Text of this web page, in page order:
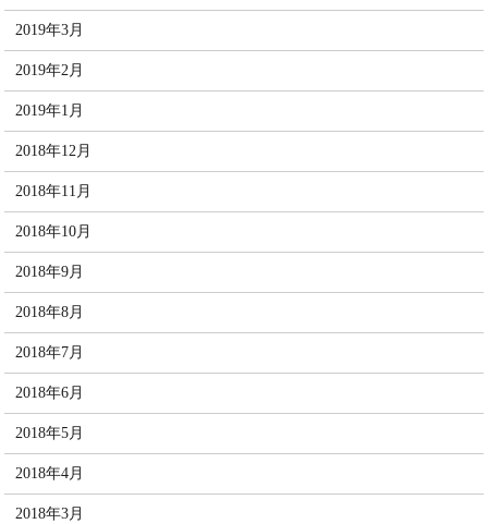
2019年3月
2019年2月
2019年1月
2018年12月
2018年11月
2018年10月
2018年9月
2018年8月
2018年7月
2018年6月
2018年5月
2018年4月
2018年3月